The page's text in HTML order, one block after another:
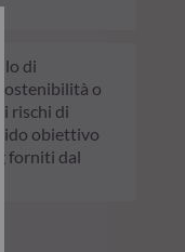
di
o
rischi di
obiettivo
forniti dal